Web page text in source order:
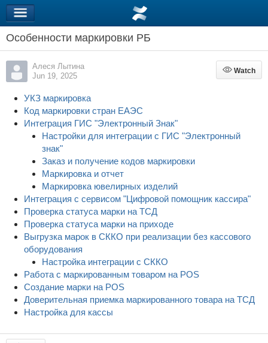
Особенности маркировки РБ
Алеся Лытина
Jun 19, 2025
Watch
Watch
УКЗ маркировка
Код маркировки стран ЕАЭС
Интеграция ГИС "Электронный Знак"
Настройки для интеграции с ГИС "Электронный
знак"
Заказ и получение кодов маркировки
Маркировка и отчет
Маркировка ювелирных изделий
Интеграция с сервисом "Цифровой помощник кассира"
Проверка статуса марки на ТСД
Проверка статуса марки на приходе
Выгрузка марок в СККО при реализации без кассового
оборудования
Настройка интеграции с СККО
Работа с маркированным товаром на POS
Создание марки на POS
Доверительная приемка маркированного товара на ТСД
Настройка для кассы